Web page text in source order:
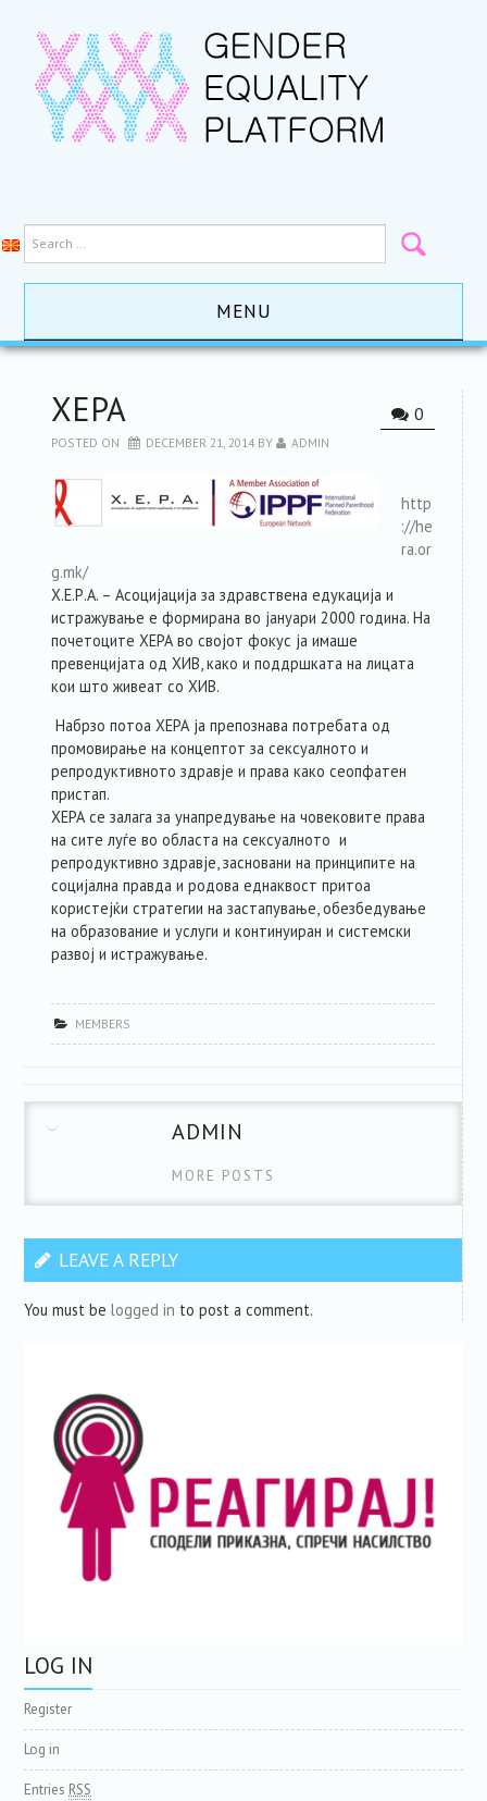
MENU
ACTIVITES
RESOURCES
FORUM
ABOUT PLATFORM
CONTACT
0
ХЕРА
POSTED ON DECEMBER 21, 2014BY ADMIN
http
://he
ra.or
g.mk/
Х.Е.Р.А. – Асоцијација за здравствена едукација и
истражување е формирана во јануари 2000 година. На
почетоците ХЕРА во својот фокус ја имаше
превенцијата од ХИВ, како и поддршката на лицата
кои што живеат со ХИВ.
Набрзо потоа ХЕРА ја препознава потребата од
промовирање на концептот за сексуалното и
репродуктивното здравjе и права како сеопфатен
пристап.
ХЕРА се залага за унапредување на човековите права
на сите луѓе во областа на сексуалното и
репродуктивно здравје, засновани на принципите на
социјална правда и родова еднаквост притоа
користејќи стратегии на застапување, обезбедување
на образование и услуги и континуиран и системски
развој и истражување.
MEMBERS
ADMIN
MORE POSTS
LEAVE A REPLY
You must belogged in to post a comment.
LOG IN
Register
Log in
Entries RSS